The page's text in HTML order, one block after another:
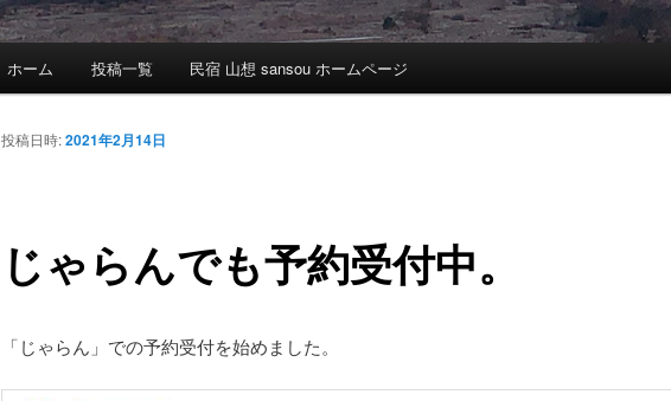
メ
イ
コ
テ
ホーム 投稿一覧 民宿 山想 sansou ホームページ
じゃらんでも予約受付中。
投稿日時:2021年2月14日
「じゃらん」での予約受付を始めました。